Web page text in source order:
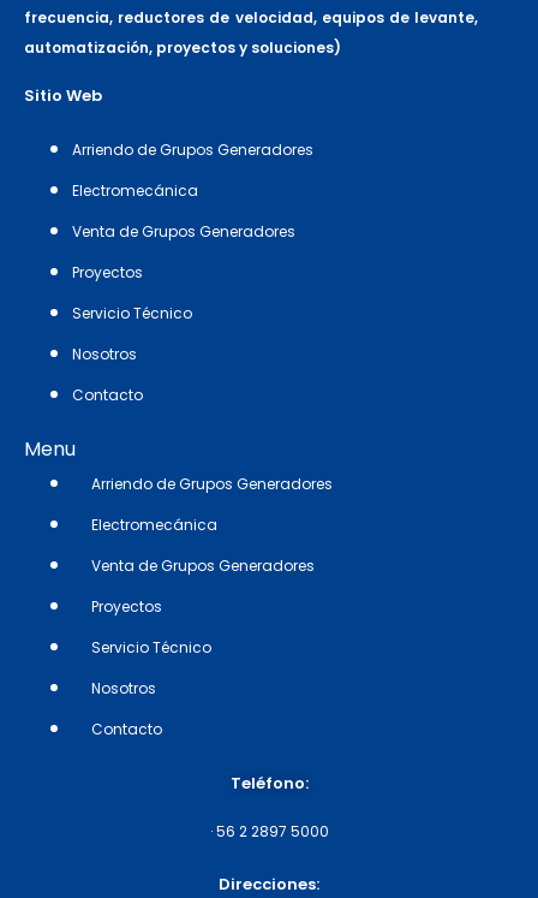
frecuencia, reductores de velocidad, equipos de levante,
automatización, proyectos y soluciones)
Sitio Web
Arriendo de Grupos Generadores
Electromecánica
Venta de Grupos Generadores
Proyectos
Servicio Técnico
Nosotros
Contacto
Menu
Arriendo de Grupos Generadores
Electromecánica
Venta de Grupos Generadores
Proyectos
Servicio Técnico
Nosotros
Contacto
Teléfono:
·56 2 2897 5000
Direcciones: